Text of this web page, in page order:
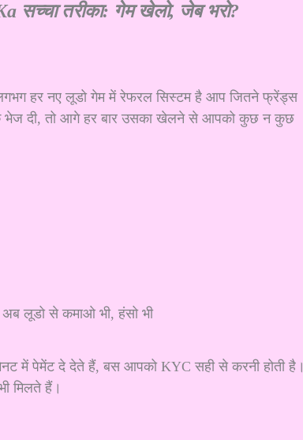
सच्चा तरीका: गेम खेलो, जेब भरो?
हर नए लूडो गेम में रेफरल सिस्टम है आप जितने फ्रेंड्स
भेज दी, तो आगे हर बार उसका खेलने से आपको कुछ न कुछ
में पेमेंट दे देते हैं, बस आपको KYC सही से करनी होती है।
मिलते हैं।